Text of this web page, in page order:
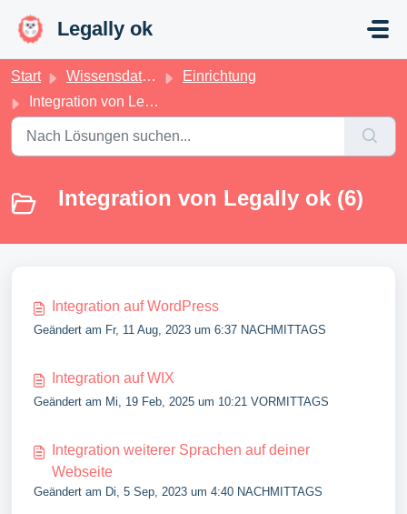
Legally ok
Start Wissensdatenbank
Einrichtung
Integration von Legally ok
Integration von Legally ok (6)
Integration auf WordPress
Geändert am Fr, 11 Aug, 2023 um 6:37 NACHMITTAGS
Integration auf WIX
Geändert am Mi, 19 Feb, 2025 um 10:21 VORMITTAGS
Integration weiterer Sprachen auf deiner
Webseite
Geändert am Di, 5 Sep, 2023 um 4:40 NACHMITTAGS